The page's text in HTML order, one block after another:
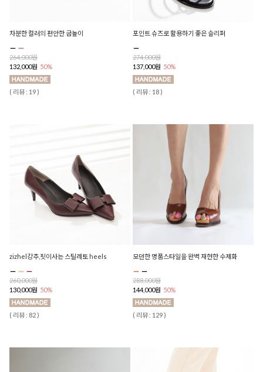
차분한 컬러의 편안한 굽높이
264,000원
132,000원 50%
( 리뷰 : 19 )
포인트 슈즈로 활용하기 좋은 슬리퍼
274,000원
137,000원 50%
( 리뷰 : 18 )
zizhel강추,핏이사는 스틸레토 heels
260,000원
130,000원 50%
( 리뷰 : 82 )
모던한 명품스타일을 완벽 재현한 수제화
288,000원
144,000원 50%
( 리뷰 : 129 )